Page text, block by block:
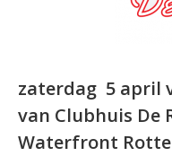
zaterdag 5 april
van Clubhuis De
Waterfront